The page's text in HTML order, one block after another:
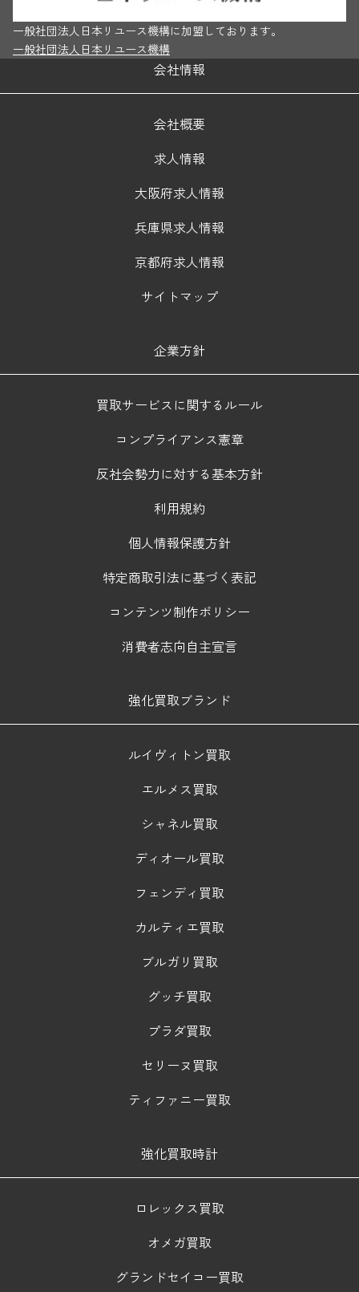
一般社団法人日本リユース機構に加盟しております。
一般社団法人日本リユース機構
会社情報
会社概要
求人情報
大阪府求人情報
兵庫県求人情報
京都府求人情報
サイトマップ
企業方針
買取サービスに関するルール
コンプライアンス憲章
反社会勢力に対する基本方針
利用規約
個人情報保護方針
特定商取引法に基づく表記
コンテンツ制作ポリシー
消費者志向自主宣言
強化買取ブランド
ルイヴィトン買取
エルメス買取
シャネル買取
ディオール買取
フェンディ買取
カルティエ買取
ブルガリ買取
グッチ買取
プラダ買取
セリーヌ買取
ティファニー買取
強化買取時計
ロレックス買取
オメガ買取
グランドセイコー買取